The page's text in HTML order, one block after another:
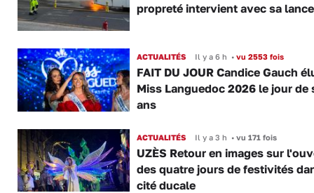
propreté intervient avec sa lance
ACTUALITÉS Il y a 6 h •vu 2553 fois
FAIT DU JOUR Candice Gauch
Miss Languedoc 2026 le jour de
ans
ACTUALITÉS Il y a 3 h •vu 171 fois
UZÈS Retour en images sur
des quatre jours de festivités
cité ducale